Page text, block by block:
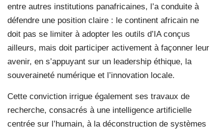
entre autres institutions panafricaines, l’a conduite à
défendre une position claire : le continent africain ne
doit pas se limiter à adopter les outils d’IA conçus
ailleurs, mais doit participer activement à façonner leur
avenir, en s’appuyant sur un leadership éthique, la
souveraineté numérique et l’innovation locale.
Cette conviction irrigue également ses travaux de
recherche, consacrés à une intelligence artificielle
centrée sur l’humain, à la déconstruction de systèmes